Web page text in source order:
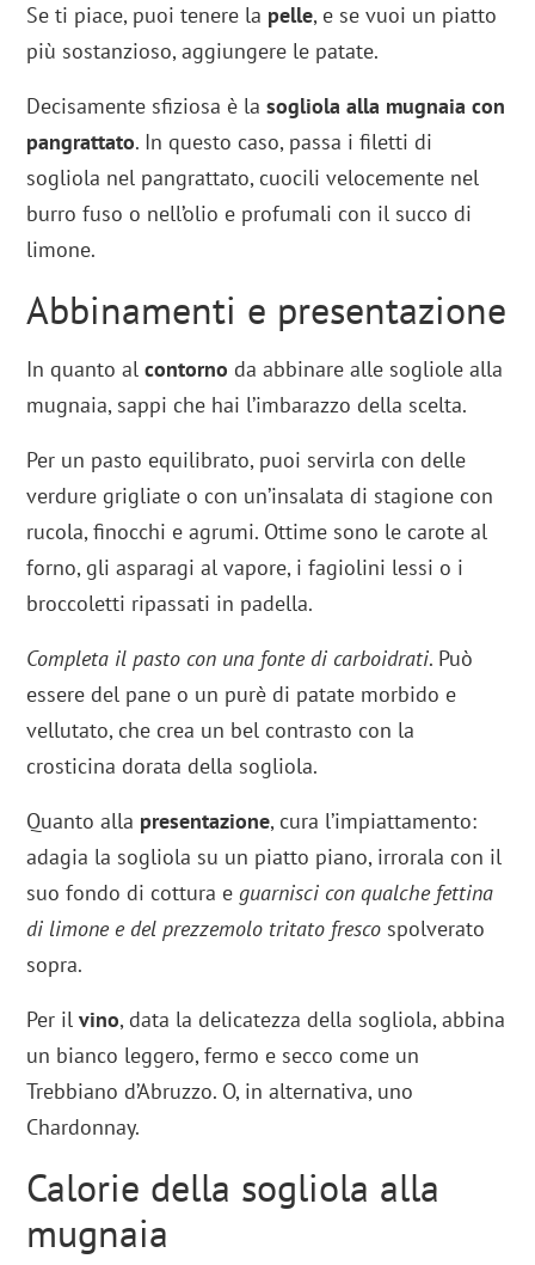
Se ti piace, puoi tenere la pelle, e se vuoi un piatto
più sostanzioso, aggiungere le patate.
Decisamente sfiziosa è lasogliola alla mugnaia con
pangrattato. In questo caso, passa i filetti di
sogliola nel pangrattato, cuocili velocemente nel
burro fuso o nell’olio e profumali con il succo di
limone.
Abbinamenti e presentazione
In quanto alcontorno da abbinare alle sogliole alla
mugnaia, sappi che hai l’imbarazzo della scelta.
Per un pasto equilibrato, puoi servirla con delle
verdure grigliate o con un’insalata di stagione con
rucola, finocchi e agrumi. Ottime sono le carote al
forno, gli asparagi al vapore, i fagiolini lessi o i
broccoletti ripassati in padella.
Completa il pasto con una fonte di carboidrati. Può
essere del pane o un purè di patate morbido e
vellutato, che crea un bel contrasto con la
crosticina dorata della sogliola.
Quanto alla presentazione, cura l’impiattamento:
adagia la sogliola su un piatto piano, irrorala con il
suo fondo di cottura e guarnisci con qualche fettina
di limone e del prezzemolo tritato fresco spolverato
sopra.
Per ilvino, data la delicatezza della sogliola, abbina
un bianco leggero, fermo e secco come un
Trebbiano d’Abruzzo. O, in alternativa, uno
Chardonnay.
Calorie della sogliola alla
mugnaia